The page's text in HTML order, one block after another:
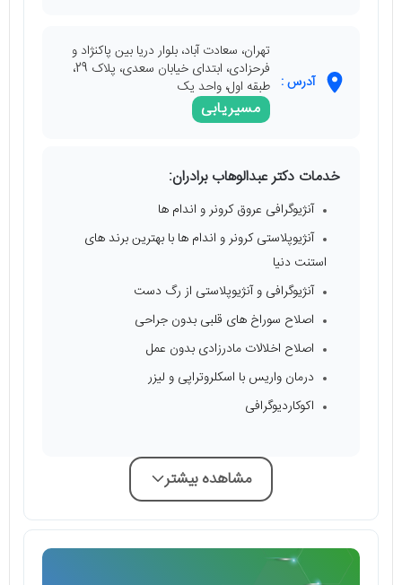
آدرس :
تهران، سعادت آباد، بلوار دریا بین پاکنژاد و
فرحزادی، ابتدای خیابان سعدی، پلاک 29،
طبقه اول، واحد یک
مسیریابی
خدمات دکتر عبدالوهاب برادران:
آنژیوگرافی عروق کرونر و اندام ها
آنژیوپلاستی کرونر و اندام ها با بهترین برند های
استنت دنیا
آنژیوگرافی و آنژیوپلاستی از رگ دست
اصلاح سوراخ های قلبی بدون جراحی
اصلاح اخلالات مادرزادی بدون عمل
درمان واریس با اسکلروتراپی و لیزر
اکوکاردیوگرافی
مشاهده بیشتر